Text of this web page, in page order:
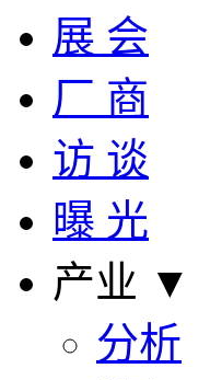
展 会
厂 商
访 谈
曝 光
产业 ▼
分析